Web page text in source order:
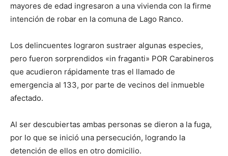
mayores de edad ingresaron a una vivienda con la firme
intención de robar en la comuna de Lago Ranco.
Los delincuentes lograron sustraer algunas especies,
pero fueron sorprendidos «in fraganti» POR Carabineros
que acudieron rápidamente tras el llamado de
emergencia al 133, por parte de vecinos del inmueble
afectado.
Al ser descubiertas ambas personas se dieron a la fuga,
por lo que se inició una persecución, logrando la
detención de ellos en otro domicilio.